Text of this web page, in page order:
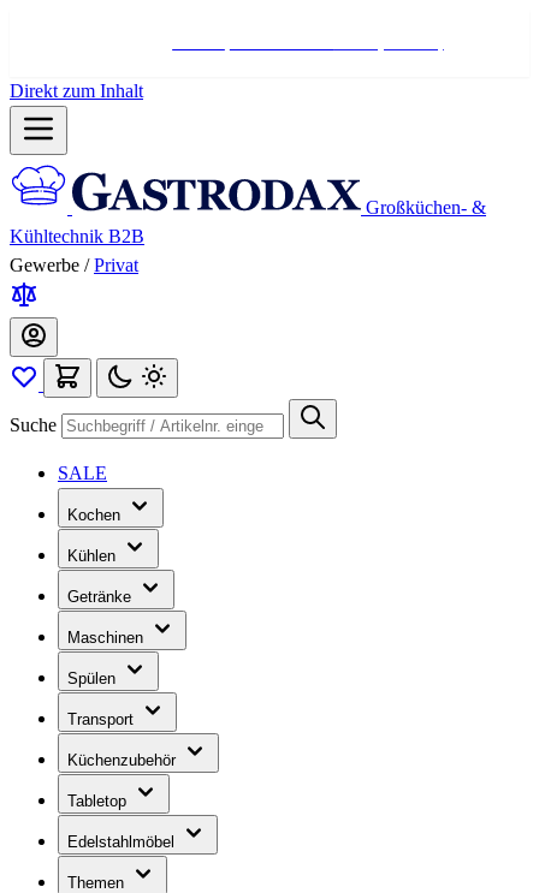
Direkt zum Inhalt
Großküchen- &
Kühltechnik B2B
Gewerbe / Privat
Suche
SALE
Kochen
Kühlen
Getränke
Maschinen
Spülen
Transport
Küchenzubehör
Tabletop
Edelstahlmöbel
Themen